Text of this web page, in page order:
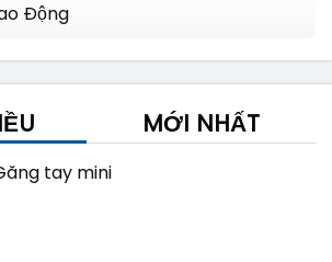
Động
MỚI NHẤT
tay mini